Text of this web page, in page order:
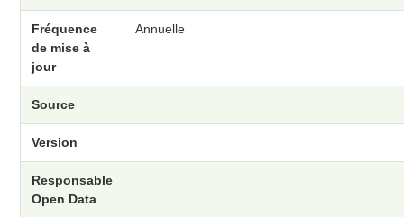
Fréquence
de mise à
jour
Annuelle
Source
Version
Responsable
Open Data